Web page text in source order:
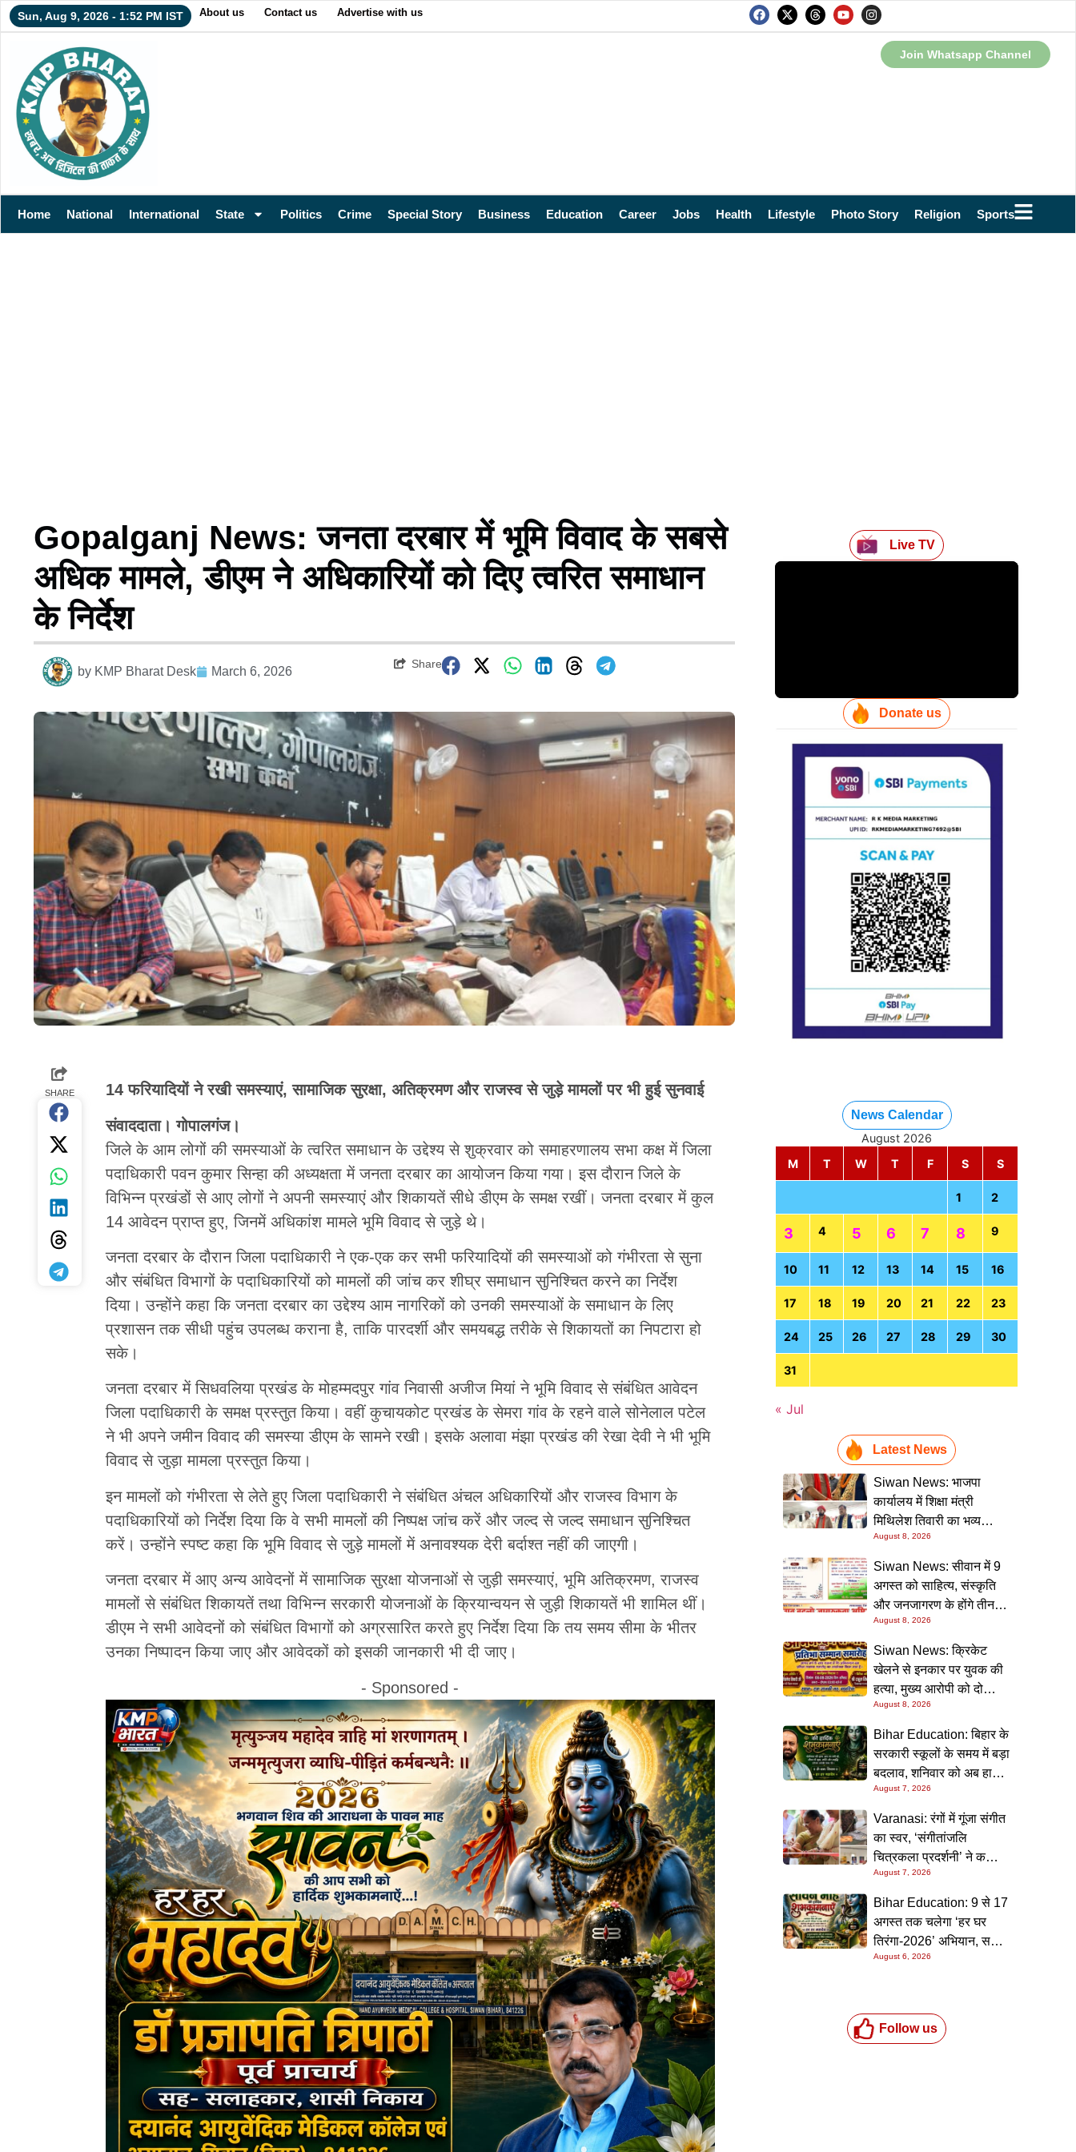
Sun, Aug 9, 2026 - 1:52 PM IST About us Contact us Advertise with us
Join Whatsapp Channel
Home National International State Politics Crime Special Story Business Education Career Jobs Health Lifestyle Photo Story Religion Sports
Gopalganj News: जनता दरबार में भूमि विवाद के सबसे
अधिक मामले, डीएम ने अधिकारियों को दिए त्वरित समाधान
के निर्देश
by KMP Bharat Desk March 6, 2026
Share
SHARE 14 फरियादियों ने रखी समस्याएं, सामाजिक सुरक्षा, अतिक्रमण और राजस्व से जुड़े मामलों पर भी हुई सुनवाई
संवाददाता। गोपालगंज।
जिले के आम लोगों की समस्याओं के त्वरित समाधान के उद्देश्य से शुक्रवार को समाहरणालय सभा कक्ष में जिला
पदाधिकारी पवन कुमार सिन्हा की अध्यक्षता में जनता दरबार का आयोजन किया गया। इस दौरान जिले के
विभिन्न प्रखंडों से आए लोगों ने अपनी समस्याएं और शिकायतें सीधे डीएम के समक्ष रखीं। जनता दरबार में कुल
14 आवेदन प्राप्त हुए, जिनमें अधिकांश मामले भूमि विवाद से जुड़े थे।
जनता दरबार के दौरान जिला पदाधिकारी ने एक-एक कर सभी फरियादियों की समस्याओं को गंभीरता से सुना
और संबंधित विभागों के पदाधिकारियों को मामलों की जांच कर शीघ्र समाधान सुनिश्चित करने का निर्देश
दिया। उन्होंने कहा कि जनता दरबार का उद्देश्य आम नागरिकों को उनकी समस्याओं के समाधान के लिए
प्रशासन तक सीधी पहुंच उपलब्ध कराना है, ताकि पारदर्शी और समयबद्ध तरीके से शिकायतों का निपटारा हो
सके।
जनता दरबार में सिधवलिया प्रखंड के मोहम्मदपुर गांव निवासी अजीज मियां ने भूमि विवाद से संबंधित आवेदन
जिला पदाधिकारी के समक्ष प्रस्तुत किया। वहीं कुचायकोट प्रखंड के सेमरा गांव के रहने वाले सोनेलाल पटेल
ने भी अपने जमीन विवाद की समस्या डीएम के सामने रखी। इसके अलावा मंझा प्रखंड की रेखा देवी ने भी भूमि
विवाद से जुड़ा मामला प्रस्तुत किया।
इन मामलों को गंभीरता से लेते हुए जिला पदाधिकारी ने संबंधित अंचल अधिकारियों और राजस्व विभाग के
पदाधिकारियों को निर्देश दिया कि वे सभी मामलों की निष्पक्ष जांच करें और जल्द से जल्द समाधान सुनिश्चित
करें। उन्होंने स्पष्ट कहा कि भूमि विवाद से जुड़े मामलों में अनावश्यक देरी बर्दाश्त नहीं की जाएगी।
जनता दरबार में आए अन्य आवेदनों में सामाजिक सुरक्षा योजनाओं से जुड़ी समस्याएं, भूमि अतिक्रमण, राजस्व
मामलों से संबंधित शिकायतें तथा विभिन्न सरकारी योजनाओं के क्रियान्वयन से जुड़ी शिकायतें भी शामिल थीं।
डीएम ने सभी आवेदनों को संबंधित विभागों को अग्रसारित करते हुए निर्देश दिया कि तय समय सीमा के भीतर
उनका निष्पादन किया जाए और आवेदकों को इसकी जानकारी भी दी जाए।
- Sponsored -
Live TV
Donate us
News Calendar
August 2026
M
T W T F S S
1 2
3 4 5 6 7 8 9
10 11 12 13 14 15 16
17 18 19 20 21 22 23
24 25 26 27 28 29 30
31
« Jul
Latest News
Siwan News: भाजपा
कार्यालय में शिक्षा मंत्री
मिथिलेश तिवारी का भव्य
स्वागत, बोले- कार्यकर्ता ही
पार्टी की सबसे बड़ी ताकत
August 8, 2026
Siwan News: सीवान में 9
अगस्त को साहित्य, संस्कृति
और जनजागरण के होंगे तीन
बड़े आयोजन
August 8, 2026
Siwan News: क्रिकेट
खेलने से इनकार पर युवक की
हत्या, मुख्य आरोपी को दो
धाराओं में उम्रकैद
August 8, 2026
Bihar Education: बिहार के
सरकारी स्कूलों के समय में बड़ा
बदलाव, शनिवार को अब हाफ
डे रहेगा विद्यालय
August 7, 2026
Varanasi: रंगों में गूंजा संगीत
का स्वर, ‘संगीतांजलि
चित्रकला प्रदर्शनी’ ने कला
प्रेमियों को किया मंत्रमुग्ध
August 7, 2026
Bihar Education: 9 से 17
अगस्त तक चलेगा ‘हर घर
तिरंगा-2026’ अभियान, सभी
स्कूलों को दिए गए विस्तृत
August 6, 2026
Follow us